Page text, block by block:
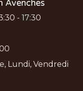
Avenches
- 17:30
Lundi, Vendredi